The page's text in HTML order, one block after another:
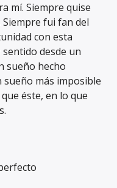
mí. Siempre quise
fui fan del
con esta
desde un
sueño hecho
más imposible
éste, en lo que